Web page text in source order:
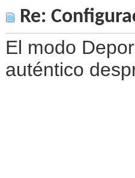
Re:
El modo
auténtico